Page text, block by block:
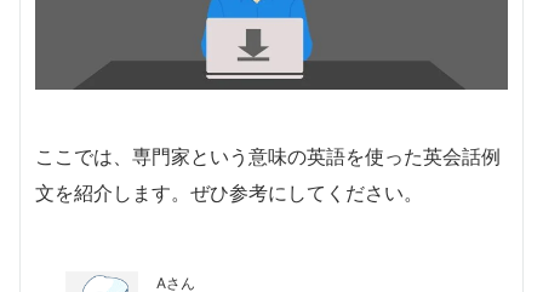
ここでは、専門家という意味の英語を使った英会話例
文を紹介します。ぜひ参考にしてください。
Aさん